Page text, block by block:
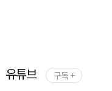
유튜브 구독 +